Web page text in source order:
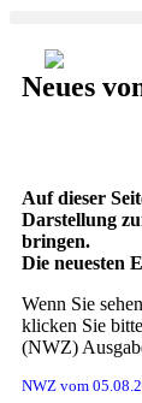
Neues
Auf dieser
Darstellung
bringen.
Die neuesten
Wenn Sie
klicken Sie
(NWZ)
NWZ vom